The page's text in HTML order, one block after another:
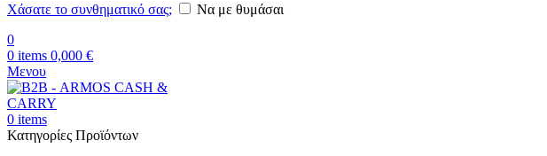
Χάσατε το συνθηματικό σας;
Να με θυμάσαι
0
0 items 0,000 €
Μενου
0 items
Κατηγορίες Προϊόντων